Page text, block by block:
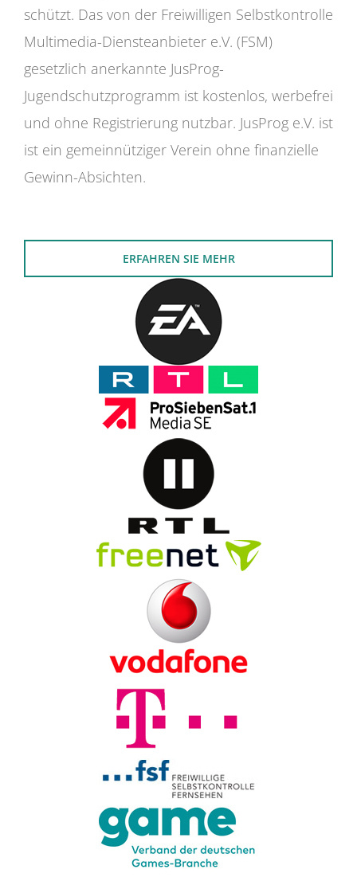
schützt. Das von der Freiwilligen Selbstkontrolle
Multimedia-Diensteanbieter e.V. (FSM)
gesetzlich anerkannte JusProg-
Jugendschutzprogramm ist kostenlos, werbefrei
und ohne Registrierung nutzbar. JusProg e.V. ist
ist ein gemeinnütziger Verein ohne finanzielle
Gewinn-Absichten.
ERFAHREN SIE MEHR